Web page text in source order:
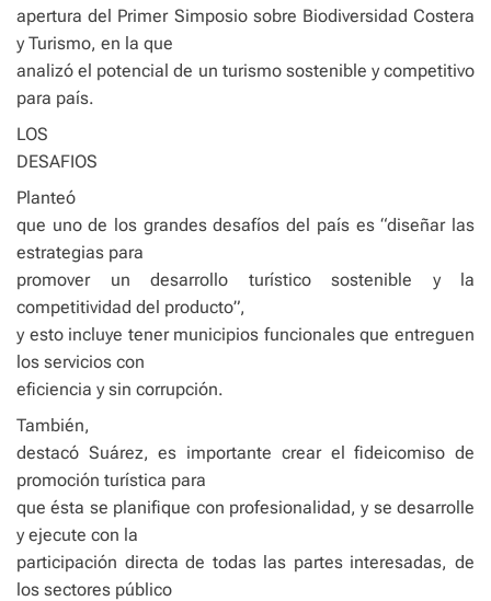
apertura del Primer Simposio sobre Biodiversidad Costera
y Turismo, en la que
analizó el potencial de un turismo sostenible y competitivo
para país.
LOS
DESAFIOS
Planteó
que uno de los grandes desafíos del país es “diseñar las
estrategias para
promover un desarrollo turístico sostenible y la
competitividad del producto”,
y esto incluye tener municipios funcionales que entreguen
los servicios con
eficiencia y sin corrupción.
También,
destacó Suárez, es importante crear el fideicomiso de
promoción turística para
que ésta se planifique con profesionalidad, y se desarrolle
y ejecute con la
participación directa de todas las partes interesadas, de
los sectores público